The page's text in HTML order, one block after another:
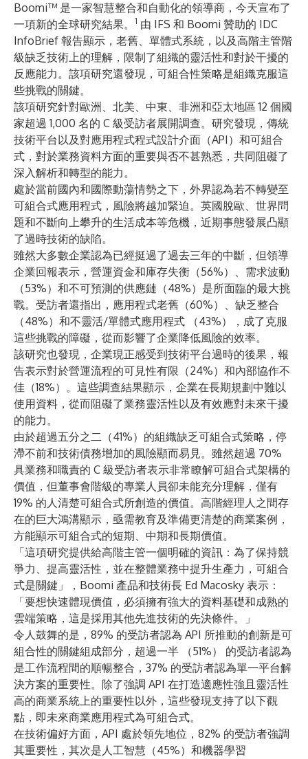
Boomi™ 是一家智慧整合和自動化的領導商，今天宣布了
一項新的全球研究結果。
1 由 IFS 和 Boomi 贊助的 IDC
InfoBrief 報告顯示，老舊、單體式系統，以及高階主管階
級缺乏技術上的理解，限制了組織的靈活性和對於干擾的
反應能力。該項研究還發現，可組合性策略是組織克服這
些挑戰的關鍵。
該項研究針對歐洲、北美、中東、非洲和亞太地區 12 個國
家超過 1,000 名的 C 級受訪者展開調查。研究發現，傳統
技術平台以及對應用程式程式設計介面（API）和可組合
式，對於業務資料方面的重要與否不甚熟悉，共同阻礙了
深入解析和轉型的能力。
處於當前國內和國際動蕩情勢之下，外界認為若不轉變至
可組合式應用程式，風險將越加緊迫。英國脫歐、世界問
題和不斷向上攀升的生活成本等危機，近期事態發展凸顯
了過時技術的缺陷。
雖然大多數企業認為已經挺過了過去三年的中斷，但領導
企業回報表示，營運資金和庫存失衡（56%）、需求波動
（53%）和不可預測的供應鏈（48%）是所面臨的最大挑
戰。受訪者還指出，應用程式老舊（60%）、缺乏整合
（48%）和不靈活/單體式應用程式 （43%），成了克服
這些挑戰的障礙，從而影響了企業降低風險的效率。
該研究也發現，企業現正感受到技術平台過時的後果，報
告表示對於營運流程的可見性有限（24%）和內部協作不
佳（18%）。這些調查結果顯示，企業在長期規劃中難以
使用資料，從而阻礙了業務靈活性以及有效應對未來干擾
的能力。
由於超過五分之二（41%）的組織缺乏可組合式策略，停
滯不前和技術債務增加的風險顯而易見。雖然超過 70%
具業務和職責的 C 級受訪者表示非常瞭解可組合式架構的
價值，但董事會階級的專業人員卻未能充分理解，僅有
19% 的人清楚可組合式所創造的價值。高階經理人之間存
在的巨大鴻溝顯示，亟需教育及準備更清楚的商業案例，
方能顯示可組合式的短期、中期和長期價值。
「這項研究提供給高階主管一個明確的資訊：為了保持競
爭力、提高靈活性，並在整體業務中提升生產力，可組合
式是關鍵」，Boomi 產品和技術長 Ed Macosky 表示：
「要想快速體現價值，必須擁有強大的資料基礎和成熟的
雲端策略，這是採用其他先進技術的先決條件。」
令人鼓舞的是，89% 的受訪者認為 API 所推動的創新是可
組合性的關鍵組成部分，超過一半 （51%） 的受訪者認為
是工作流程間的順暢整合，37% 的受訪者認為單一平台解
決方案的重要性。除了強調 API 在打造適應性強且靈活性
高的商業系統上的重要性以外，這些發現支持了以下觀
點，即未來商業應用程式為可組合式。
在技術偏好方面，API 處於領先地位，82% 的受訪者強調
其重要性，其次是人工智慧（45%）和機器學習